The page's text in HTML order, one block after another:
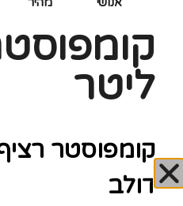
ליטר
דולב